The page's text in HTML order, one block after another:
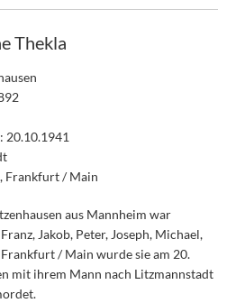
Thekla
20.10.1941
Frankfurt / Main
aus Mannheim war
Jakob, Peter, Joseph, Michael,
/ Main wurde sie am 20.
mit ihrem Mann nach Litzmannstadt